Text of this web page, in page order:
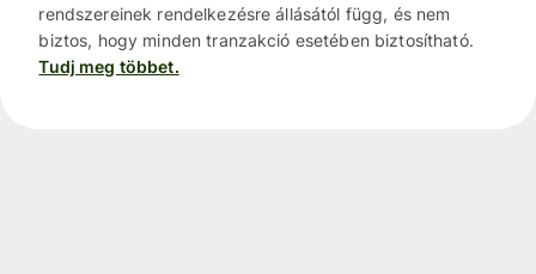
rendszereinek rendelkezésre állásától függ, és nem
biztos, hogy minden tranzakció esetében biztosítható.
Tudj meg többet.